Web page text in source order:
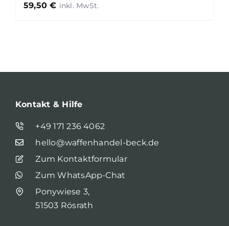
59,50€
Kontakt & Hilfe
+49 171 236 4062
hello@waffenhandel-beck.de
Zum Kontaktformular
Zum WhatsApp-Chat
Ponywiese 3,
51503 Rösrath